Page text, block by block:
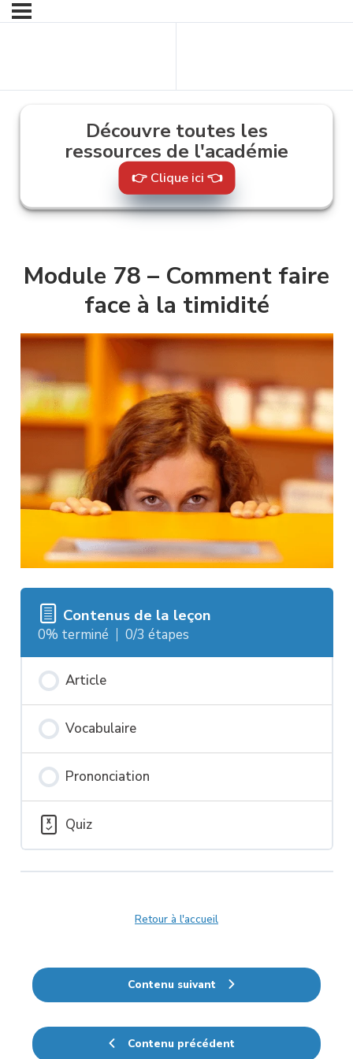
Découvre toutes les
ressources de l'académie
👉 Clique ici 👈
Module 78 – Comment faire
face à la timidité
Contenus de la leçon
0% terminé 0/3 étapes
Article
Vocabulaire
Prononciation
Quiz
Contenu précédent
Retour à l'accueil
Contenu suivant